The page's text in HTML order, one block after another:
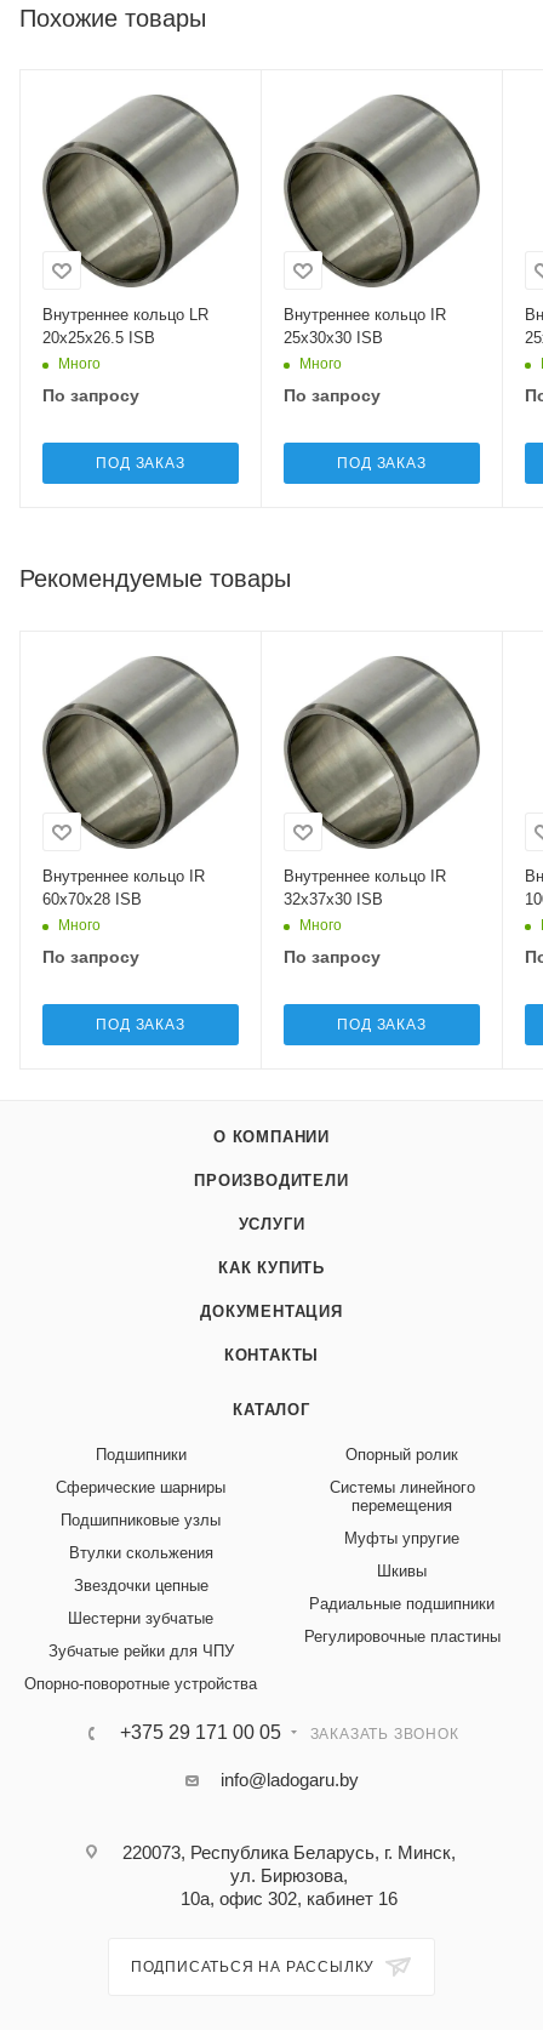
Похожие товары
Внутреннее кольцо LR
20x25x26.5 ISB
Много
По запросу
ПОД ЗАКАЗ
Внутреннее кольцо IR
25x30x30 ISB
Много
По запросу
ПОД ЗАКАЗ
Рекомендуемые товары
Внутреннее кольцо IR
60x70x28 ISB
Много
По запросу
ПОД ЗАКАЗ
Внутреннее кольцо IR
32x37x30 ISB
Много
По запросу
ПОД ЗАКАЗ
О КОМПАНИИ
ПРОИЗВОДИТЕЛИ
УСЛУГИ
КАК КУПИТЬ
ДОКУМЕНТАЦИЯ
КОНТАКТЫ
КАТАЛОГ
Подшипники
Сферические шарниры
Подшипниковые узлы
Втулки скольжения
Звездочки цепные
Шестерни зубчатые
Зубчатые рейки для ЧПУ
Опорно-поворотные устройства
Опорный ролик
Системы линейного
перемещения
Муфты упругие
Шкивы
Радиальные подшипники
Регулировочные пластины
+375 29 171 00 05 ЗАКАЗАТЬ ЗВОНОК
info@ladogaru.by
220073, Республика Беларусь, г. Минск,
ул. Бирюзова,
10а, офис 302, кабинет 16
ПОДПИСАТЬСЯ НА РАССЫЛКУ